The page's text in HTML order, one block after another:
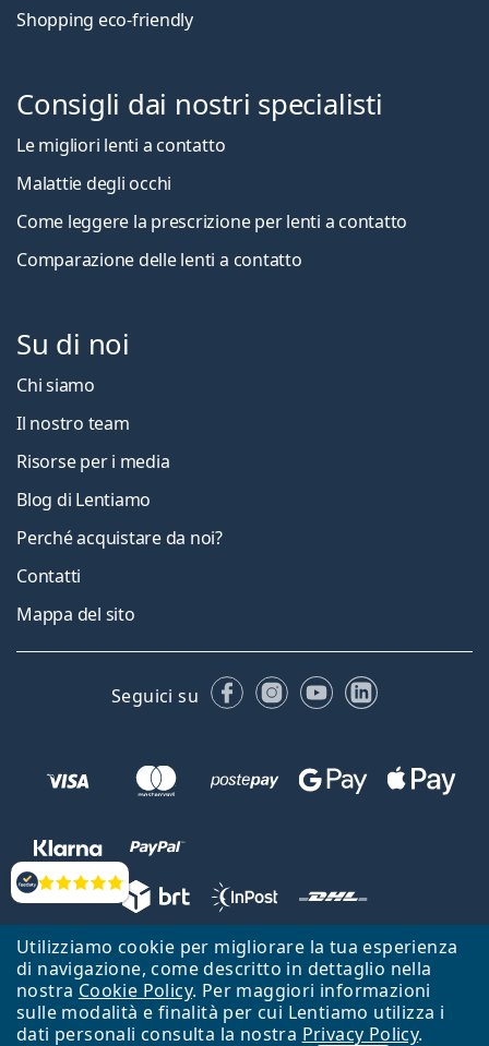
Utilizziamo cookie per migliorare la tua esperienza
di navigazione, come descritto in dettaglio nella
nostra Cookie Policy. Per maggiori informazioni
sulle modalità e finalità per cui Lentiamo utilizza i
dati personali consulta la nostra Privacy Policy.
Valutazione
Shopping eco-friendly
Consigli dai nostri specialisti
Le migliori lenti a contatto
Malattie degli occhi
Come leggere la prescrizione per lenti a contatto
Comparazione delle lenti a contatto
Su di noi
Chi siamo
Il nostro team
Risorse per i media
Blog di Lentiamo
Perché acquistare da noi?
Contatti
Mappa del sito
Seguici su FacebookInstagram
YouTubeLinkedIn
Lentiamo s.r.o., Vídeňská 12, 37833 Nová Bystřice, Repubblica Ceca.
Partita IVA: CZ26104784
Torna alla Home Page Vai all'inizio